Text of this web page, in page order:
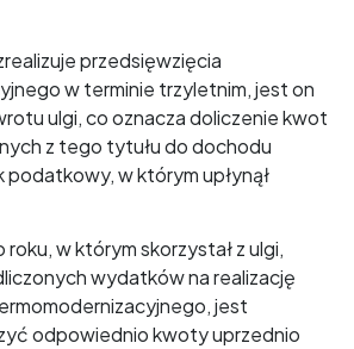
przedsięwzięcia
w terminie trzyletnim, jest on
ulgi, co oznacza doliczenie kwot
z tego tytułu do dochodu
podatkowy, w którym upłynął
w którym skorzystał z ulgi,
wydatków na realizację
jest
odpowiednio kwoty uprzednio